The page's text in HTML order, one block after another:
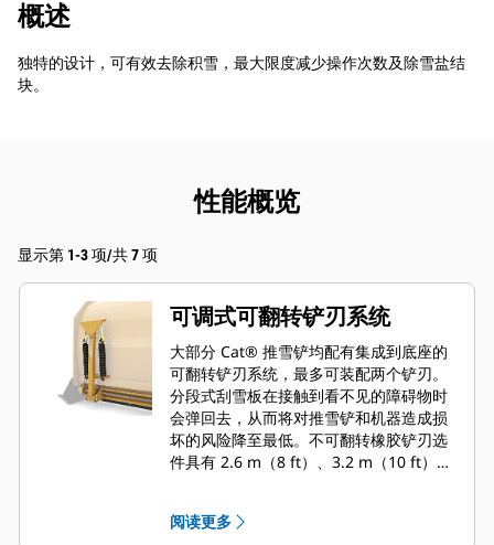
概述
独特的设计，可有效去除积雪，最大限度减少操作次数及除雪盐结
块。
性能概览
显示第 1-3 项/共 7 项
可调式可翻转铲刃系统
大部分 Cat® 推雪铲均配有集成到底座的
可翻转铲刃系统，最多可装配两个铲刃。
分段式刮雪板在接触到看不见的障碍物时
会弹回去，从而将对推雪铲和机器造成损
坏的风险降至最低。不可翻转橡胶铲刃选
件具有 2.6 m（8 ft）、3.2 m（10 ft）和
阅读更多